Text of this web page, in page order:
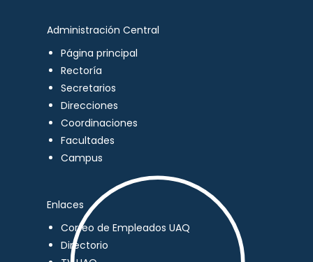
Administración Central
Página principal
Rectoría
Secretarios
Direcciones
Coordinaciones
Facultades
Campus
Enlaces
Correo de Empleados UAQ
Directorio